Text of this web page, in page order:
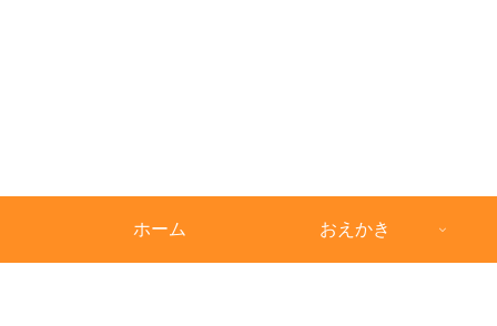
ホーム おえかき